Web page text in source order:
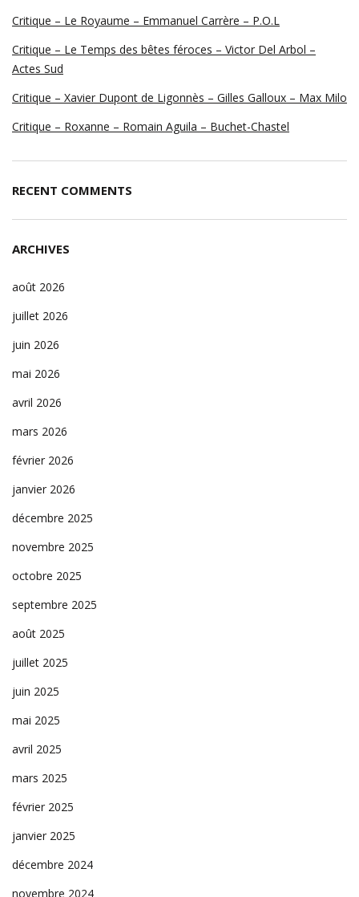
Critique – Le Royaume – Emmanuel Carrère – P.O.L
Critique – Le Temps des bêtes féroces – Victor Del Arbol –
Actes Sud
Critique – Xavier Dupont de Ligonnès – Gilles Galloux – Max Milo
Critique – Roxanne – Romain Aguila – Buchet-Chastel
RECENT COMMENTS
ARCHIVES
août 2026
juillet 2026
juin 2026
mai 2026
avril 2026
mars 2026
février 2026
janvier 2026
décembre 2025
novembre 2025
octobre 2025
septembre 2025
août 2025
juillet 2025
juin 2025
mai 2025
avril 2025
mars 2025
février 2025
janvier 2025
décembre 2024
novembre 2024